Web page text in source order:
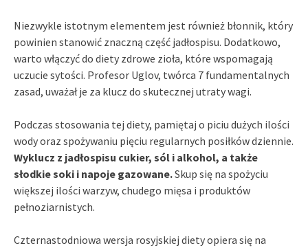
Niezwykle istotnym elementem jest również błonnik, który
powinien stanowić znaczną część jadłospisu. Dodatkowo,
warto włączyć do diety zdrowe zioła, które wspomagają
uczucie sytości. Profesor Uglov, twórca 7 fundamentalnych
zasad, uważał je za klucz do skutecznej utraty wagi.
Podczas stosowania tej diety, pamiętaj o piciu dużych ilości
wody oraz spożywaniu pięciu regularnych posiłków dziennie.
Wyklucz z jadłospisu cukier, sól i alkohol, a także
słodkie soki i napoje gazowane.Skup się na spożyciu
większej ilości warzyw, chudego mięsa i produktów
pełnoziarnistych.
Czternastodniowa wersja rosyjskiej diety opiera się na